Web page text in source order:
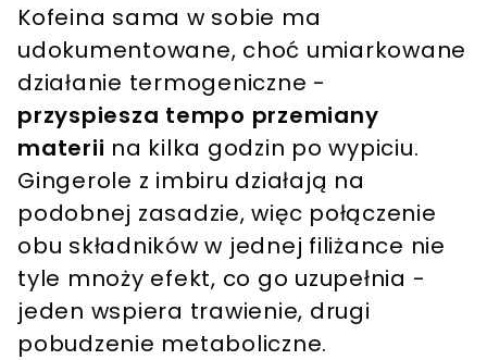
Kofeina sama w sobie ma
udokumentowane, choć umiarkowane
działanie termogeniczne -
przyspiesza tempo przemiany
materii na kilka godzin po wypiciu.
Gingerole z imbiru działają na
podobnej zasadzie, więc połączenie
obu składników w jednej filiżance nie
tyle mnoży efekt, co go uzupełnia -
jeden wspiera trawienie, drugi
pobudzenie metaboliczne.